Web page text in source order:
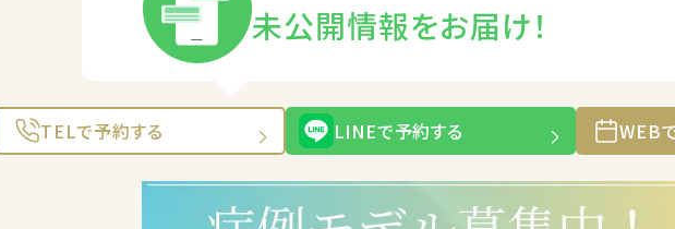
未公開情報をお届け！
TELで予約する LINEで予約する WEB